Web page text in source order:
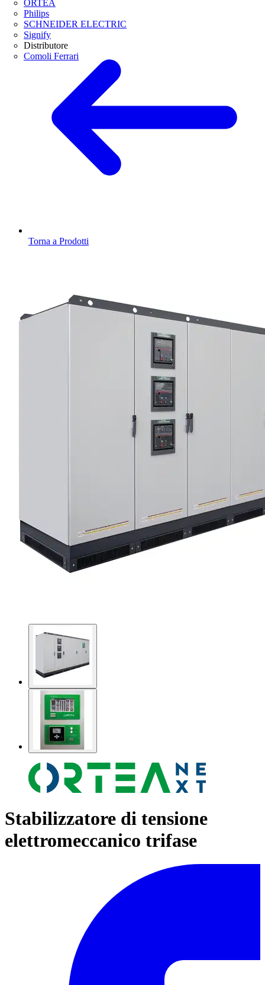
ORTEA
Philips
SCHNEIDER ELECTRIC
Signify
Distributore
Comoli Ferrari
Torna a Prodotti
Stabilizzatore di tensione
elettromeccanico trifase